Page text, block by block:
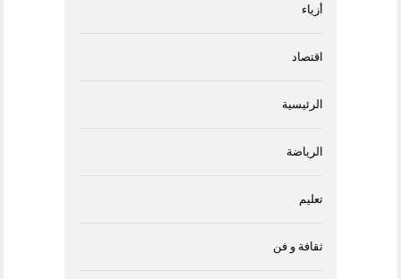
أزياء
اقتصاد
الرئيسية
الرياضة
تعليم
ثقافة و فن